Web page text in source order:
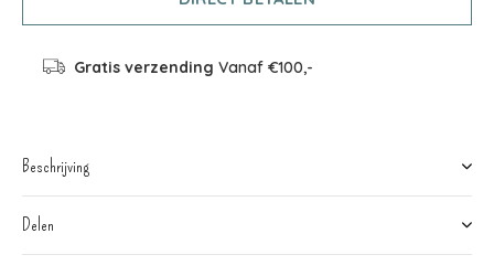
Gratis verzending Vanaf €100,-
Beschrijving
Delen